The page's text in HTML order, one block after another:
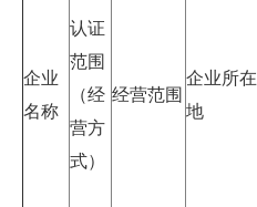
企业
名称
认证
范围
（经
营方
式）
经营范围
企业所在
地